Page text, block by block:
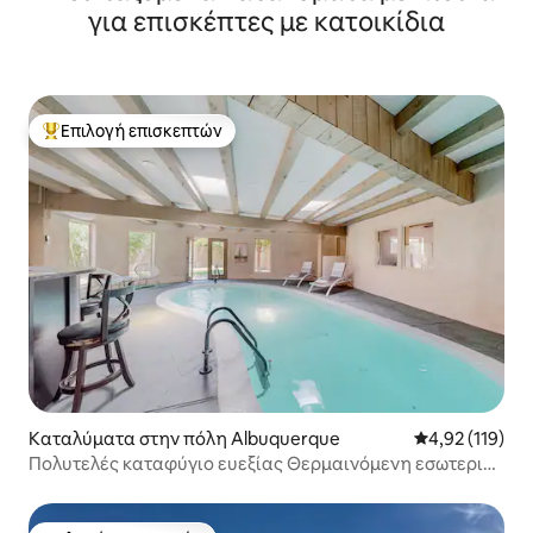
για επισκέπτες με κατοικίδια
Κορυφαία επιλογή επισκεπτών
Επιλογή επισκεπτών
Καταλύματα στην πόλη Albuquerque Μέση
4,92 (119)
Πολυτελές καταφύγιο ευεξίας Θερμαινόμενη εσωτερική